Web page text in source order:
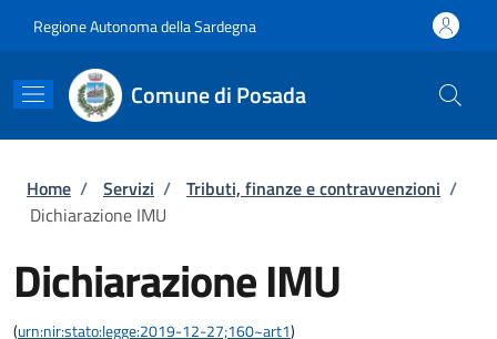
Regione Autonoma della Sardegna
Comune di Posada
Briciole di pane
Home / Servizi / Tributi, finanze e contravvenzioni /
Dichiarazione IMU
Dichiarazione IMU
(urn:nir:stato:legge:2019-12-27;160~art1)